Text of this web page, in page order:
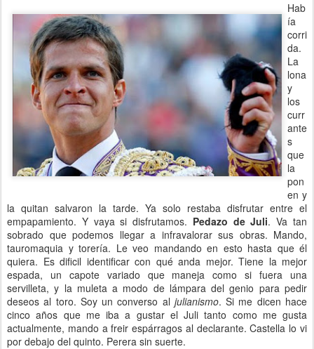
Hab
ía
corri
da.
La
lona
y
los
curr
ante
s
que
la
pon
en y
la quitan salvaron la tarde. Ya solo restaba disfrutar entre el
empapamiento. Y vaya si disfrutamos. Pedazo de Juli. Va tan
sobrado que podemos llegar a infravalorar sus obras. Mando,
tauromaquia y torería. Le veo mandando en esto hasta que él
quiera. Es dificil identificar con qué anda mejor. Tiene la mejor
espada, un capote variado que maneja como si fuera una
servilleta, y la muleta a modo de lámpara del genio para pedir
deseos al toro. Soy un converso al julianismo. Si me dicen hace
cinco años que me iba a gustar el Juli tanto como me gusta
actualmente, mando a freir espárragos al declarante. Castella lo vi
por debajo del quinto. Perera sin suerte.